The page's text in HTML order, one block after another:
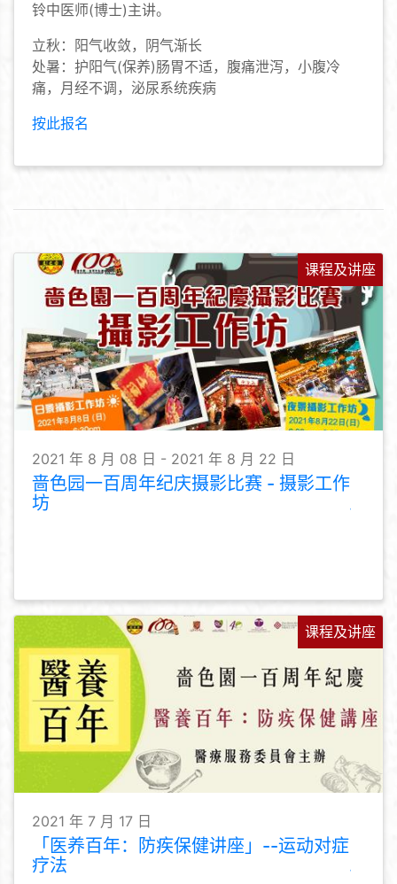
铃中医师(博士)主讲。
立秋：阳气收敛，阴气渐长
处暑：护阳气(保养)肠胃不适，腹痛泄泻，小腹冷
痛，月经不调，泌尿系统疾病
按此报名
课程及讲座
2021 年 8 月 08 日 - 2021 年 8 月 22 日
啬色园一百周年纪庆摄影比赛 - 摄影工作
坊
课程及讲座
2021 年 7 月 17 日
「医养百年：防疾保健讲座」--运动对症
疗法